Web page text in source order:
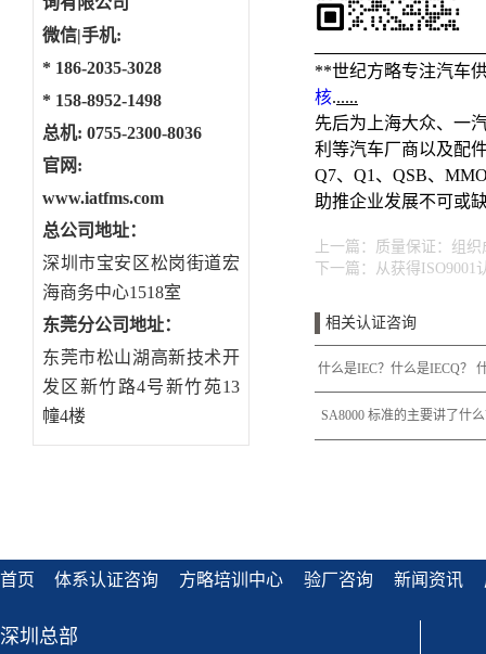
微信|手机:
* 186-2035-3028
* 158-8952-1498
总机: 0755-2300-8036
官网:
www.iatfms.com
总公司地址：
深圳市宝安区松岗街道宏
海商务中心1518室
东莞分公司地址：
东莞市松山湖高新技术开
发区新竹路4号新竹苑13
幢4楼
**世纪方略专注汽车
核......
先后为上海大众、一
利等汽车厂商以及配
Q7、Q1、QSB、
助推企业发展不可或
上一篇： 质量保证：组
下一篇： 从获得ISO9001
相关认证咨询
什么是IEC？什么是IECQ？
什么是IECQ QC
SA8000 标准的主要讲了什
首页 体系认证咨询 方略培训中心 验厂咨询 新闻资讯
深圳总部